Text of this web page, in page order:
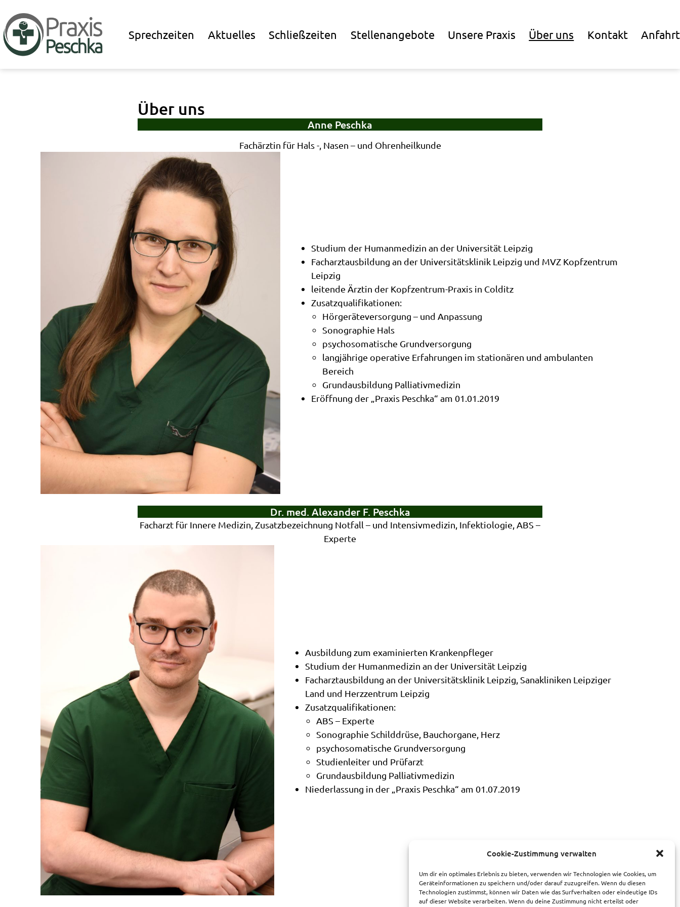
Cookie-Zustimmung verwalten
Um dir ein optimales Erlebnis zu bieten, verwenden wir Technologien wie Cookies, um
Geräteinformationen zu speichern und/oder darauf zuzugreifen. Wenn du diesen
Technologien zustimmst, können wir Daten wie das Surfverhalten oder eindeutige IDs
auf dieser Website verarbeiten. Wenn du deine Zustimmung nicht erteilst oder
Inhalt
springen
Sprechzeiten Aktuelles Schließzeiten Stellenangebote Unsere Praxis Über uns Kontakt Anfahrt
Über uns
Anne Peschka
Fachärztin für Hals -, Nasen – und Ohrenheilkunde
Studium der Humanmedizin an der Universität Leipzig
Facharztausbildung an der Universitätsklinik Leipzig und MVZ Kopfzentrum
Leipzig
leitende Ärztin der Kopfzentrum-Praxis in Colditz
Zusatzqualifikationen:
Hörgeräteversorgung – und Anpassung
Sonographie Hals
psychosomatische Grundversorgung
langjährige operative Erfahrungen im stationären und ambulanten
Bereich
Grundausbildung Palliativmedizin
Eröffnung der „Praxis Peschka“ am 01.01.2019
Dr. med. Alexander F. Peschka
Facharzt für Innere Medizin, Zusatzbezeichnung Notfall – und Intensivmedizin, Infektiologie, ABS –
Experte
Ausbildung zum examinierten Krankenpfleger
Studium der Humanmedizin an der Universität Leipzig
Facharztausbildung an der Universitätsklinik Leipzig, Sanakliniken Leipziger
Land und Herzzentrum Leipzig
Zusatzqualifikationen:
ABS – Experte
Sonographie Schilddrüse, Bauchorgane, Herz
psychosomatische Grundversorgung
Studienleiter und Prüfarzt
Grundausbildung Palliativmedizin
Niederlassung in der „Praxis Peschka“ am 01.07.2019